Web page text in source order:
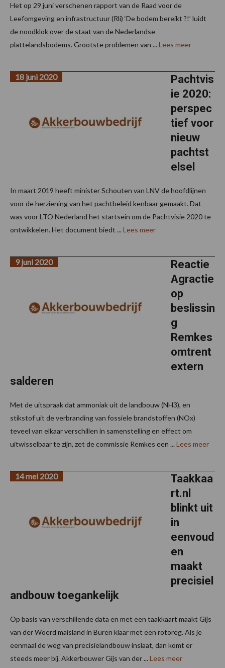
Het op 29 juni verschenen rapport van de Raad voor de
Leefomgeving en infrastructuur (Rli) ‘De bodem bereikt ?!’ luidt
de noodklok over de staat van de Nederlandse
plattelandsbodems. Grootste problemen van ... Lees meer
Pachtvis
ie 2020:
perspec
tief voor
nieuw
pachtst
elsel
18 juni 2020
In maart 2019 heeft minister Schouten van LNV de hoofdlijnen
voor de herziening van het pachtbeleid kenbaar gemaakt. Dat
was voor LTO Nederland het startsein om de Pachtvisie 2020 te
ontwikkelen. Het document biedt ... Lees meer
Reactie
Agractie
op
beslissin
g
Remkes
omtrent
extern
salderen
9 juni 2020
Met de uitspraak dat ammoniak uit de landbouw (NH3), en
stikstof uit de verbranding van fossiele brandstoffen (NOx)
teveel van elkaar verschillen in samenstelling en effect om
uitwisselbaar te zijn, zet de commissie Remkes een ... Lees meer
Taakkaa
rt.nl
blinkt uit
in
eenvoud
en
maakt
precisiel
andbouw toegankelijk
14 mei 2020
Op basis van verschillende data en met een taakkaart maakt Gijs
van der Woerd maisland in Buren klaar met een rotoreg. Als je
eenmaal de weg van precisielandbouw inslaat, dan komt er
steeds meer bij. Akkerbouwer Gijs van der ... Lees meer